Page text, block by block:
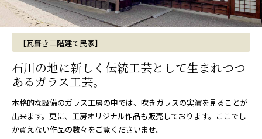
【瓦葺き二階建て民家】
石川の地に新しく伝統工芸として生まれつつ
あるガラス工芸。
本格的な設備のガラス工房の中では、吹きガラスの実演を見ることが
出来ます。更に、工房オリジナル作品も販売しております。ここでし
か買えない作品の数々をご覧くださいませ。